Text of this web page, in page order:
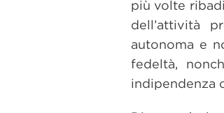
più volte
dell’attività
autonoma e
fedeltà,
indipendenza